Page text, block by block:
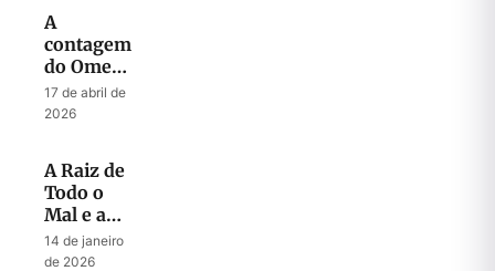
A
contagem
do Omer
e a
restauração
17 de abril de
2026
A Raiz de
Todo o
Mal e a
Chave
para Todo
14 de janeiro
de 2026